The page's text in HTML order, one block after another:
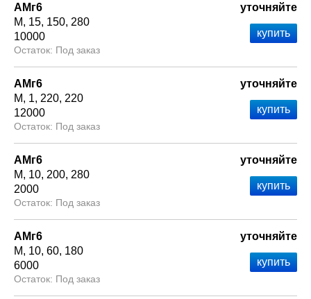
АМг6
М
15 150 280
10000
Под заказ
уточняйте
АМг6
М
1 220 220
12000
Под заказ
уточняйте
АМг6
М
10 200 280
2000
Под заказ
уточняйте
АМг6
М
10 60 180
6000
Под заказ
уточняйте